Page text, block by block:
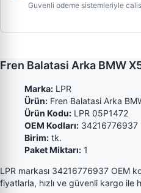
Guvenli odeme sistemleriyle
Fren Balatasi Arka BMW
Marka: LPR
Ürün: Fren Balatasi Arka
Ürün Kodu: LPR 05P1472
OEM Kodları: 34216776937
Birim: tk.
Paket Miktarı: 1
LPR markası 34216776937 OEM
fiyatlarla, hızlı ve güvenli kargo ile